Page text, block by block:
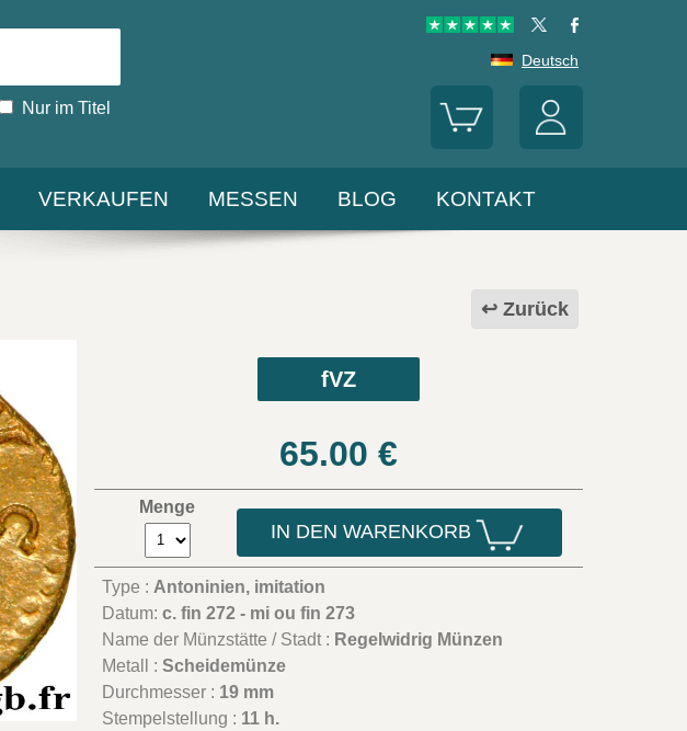
Nur im Titel
Deutsch
VERKAUFEN MESSEN BLOG KONTAKT
Zurück
fVZ
65.00 €
Menge
IN DEN WARENKORB
Type : Antoninien, imitation
Datum:c. fin 272 - mi ou fin 273
Name der Münzstätte / Stadt : Regelwidrig Münzen
Metall :Scheidemünze
Durchmesser : 19 mm
Stempelstellung : 11 h.